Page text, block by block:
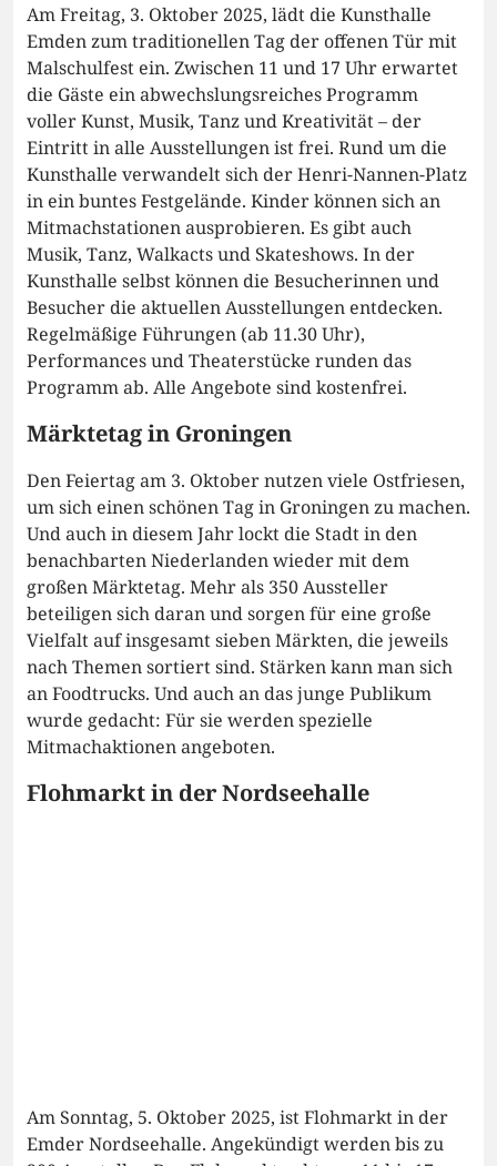
Am Freitag, 3. Oktober 2025, lädt die Kunsthalle
Emden zum traditionellen Tag der offenen Tür mit
Malschulfest ein. Zwischen 11 und 17 Uhr erwartet
die Gäste ein abwechslungsreiches Programm
voller Kunst, Musik, Tanz und Kreativität – der
Eintritt in alle Ausstellungen ist frei. Rund um die
Kunsthalle verwandelt sich der Henri-Nannen-Platz
in ein buntes Festgelände. Kinder können sich an
Mitmachstationen ausprobieren. Es gibt auch
Musik, Tanz, Walkacts und Skateshows. In der
Kunsthalle selbst können die Besucherinnen und
Besucher die aktuellen Ausstellungen entdecken.
Regelmäßige Führungen (ab 11.30 Uhr),
Performances und Theaterstücke runden das
Programm ab. Alle Angebote sind kostenfrei.
Märktetag in Groningen
Den Feiertag am 3. Oktober nutzen viele Ostfriesen,
um sich einen schönen Tag in Groningen zu machen.
Und auch in diesem Jahr lockt die Stadt in den
benachbarten Niederlanden wieder mit dem
großen Märktetag. Mehr als 350 Aussteller
beteiligen sich daran und sorgen für eine große
Vielfalt auf insgesamt sieben Märkten, die jeweils
nach Themen sortiert sind. Stärken kann man sich
an Foodtrucks. Und auch an das junge Publikum
wurde gedacht: Für sie werden spezielle
Mitmachaktionen angeboten.
Flohmarkt in der Nordseehalle
Am Sonntag, 5. Oktober 2025, ist Flohmarkt in der
Emder Nordseehalle. Angekündigt werden bis zu